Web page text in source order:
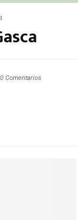
0 Comentarios